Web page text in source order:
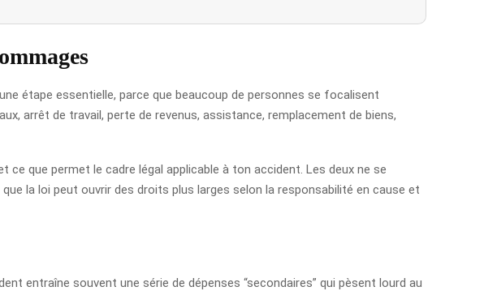
étape essentielle, parce que beaucoup de personnes se focalisent
arrêt de travail, perte de revenus, assistance, remplacement de biens,
que permet le cadre légal applicable à ton accident. Les deux ne se
la loi peut ouvrir des droits plus larges selon la responsabilité en cause et
entraîne souvent une série de dépenses “secondaires” qui pèsent lourd au